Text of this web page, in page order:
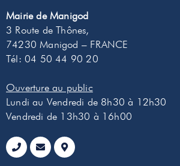
Mairie de Manigod
3 Route de Thônes,
74230 Manigod – FRANCE
Tél: 04 50 44 90 20
Ouverture au public
Lundi au Vendredi de 8h30 à 12h30
Vendredi de 13h30 à 16h00